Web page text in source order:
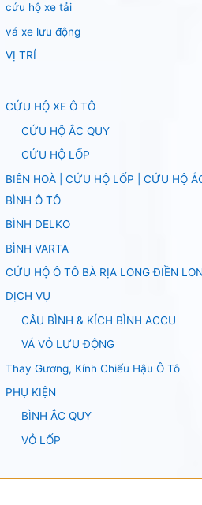
cứu hộ xe tải
vá xe lưu động
VỊ TRÍ
CỨU HỘ XE Ô TÔ
CỨU HỘ ẮC QUY
CỨU HỘ LỐP
BIÊN HOÀ | CỨU HỘ LỐP | CỨU HỘ
BÌNH Ô TÔ
BÌNH DELKO
BÌNH VARTA
CỨU HỘ Ô TÔ BÀ RỊA LONG ĐIỀN
DỊCH VỤ
CÂU BÌNH & KÍCH BÌNH ACCU
VÁ VỎ LƯU ĐỘNG
Thay Gương, Kính Chiếu Hậu Ô Tô
PHỤ KIỆN
BÌNH ẮC QUY
VỎ LỐP